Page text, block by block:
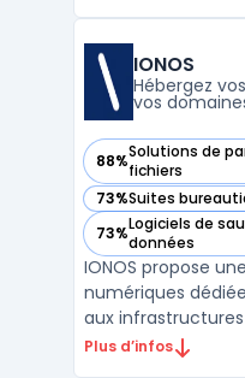
physique géré
cloud, destiné à
IONOS
Hébergez
vos
88%Solutions de
fichiers
— voir IONOS dans
73%Suites
— voir IONOS dans
73%Logiciels de
données
— voir IONOS dans
IONOS propose
numériques
aux
destiné aux
Plus d’infos